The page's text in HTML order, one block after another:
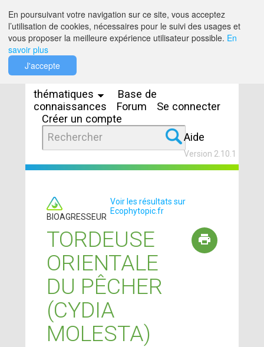
thématiques
Base de
connaissances
Forum
Se connecter
Créer un compte
Aide
Version 2.10.1
BIOAGRESSEUR
Voir les résultats sur
Ecophytopic.fr
TORDEUSE
ORIENTALE
DU PÊCHER
(CYDIA
MOLESTA)
En poursuivant votre navigation sur ce site, vous acceptez
l’utilisation de cookies, nécessaires pour le suivi des usages et
vous proposer la meilleure expérience utilisateur possible. En
savoir plus
J'accepte